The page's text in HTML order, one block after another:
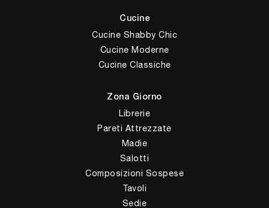
Cucine
Cucine Shabby Chic
Cucine Moderne
Cucine Classiche
Zona Giorno
Librerie
Pareti Attrezzate
Madie
Salotti
Composizioni Sospese
Tavoli
Sedie